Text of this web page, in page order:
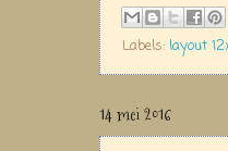
Labels: layout
14 mei 2016